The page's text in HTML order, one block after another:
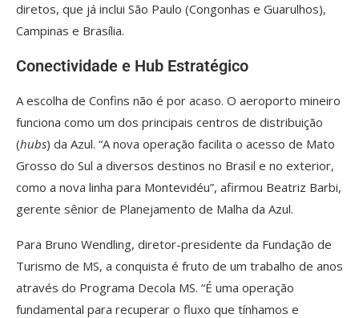
diretos, que já inclui São Paulo (Congonhas e Guarulhos),
Campinas e Brasília.
Conectividade e Hub Estratégico
A escolha de Confins não é por acaso. O aeroporto mineiro
funciona como um dos principais centros de distribuição
(hubs) da Azul. “A nova operação facilita o acesso de Mato
Grosso do Sul a diversos destinos no Brasil e no exterior,
como a nova linha para Montevidéu”, afirmou Beatriz Barbi,
gerente sênior de Planejamento de Malha da Azul.
Para Bruno Wendling, diretor-presidente da Fundação de
Turismo de MS, a conquista é fruto de um trabalho de anos
através do Programa Decola MS. “É uma operação
fundamental para recuperar o fluxo que tínhamos e